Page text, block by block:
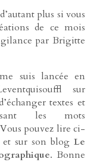
plus si vous
de ce mois
par Brigitte
suis lancée en
sur
textes et
les mots
pouvez lire ci-
et sur son blog Le
. Bonne